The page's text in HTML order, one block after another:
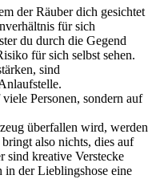
der Räuber dich gesichtet
für sich
du durch die Gegend
für sich selbst sehen.
sind
Personen, sondern auf
überfallen wird, werden
also nichts, dies auf
sind kreative Verstecke
in der Lieblingshose eine